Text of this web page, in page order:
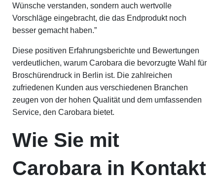
Wünsche verstanden, sondern auch wertvolle
Vorschläge eingebracht, die das Endprodukt noch
besser gemacht haben.”
Diese positiven Erfahrungsberichte und Bewertungen
verdeutlichen, warum Carobara die bevorzugte Wahl für
Broschürendruck in Berlin ist. Die zahlreichen
zufriedenen Kunden aus verschiedenen Branchen
zeugen von der hohen Qualität und dem umfassenden
Service, den Carobara bietet.
Wie Sie mit
Carobara in Kontakt